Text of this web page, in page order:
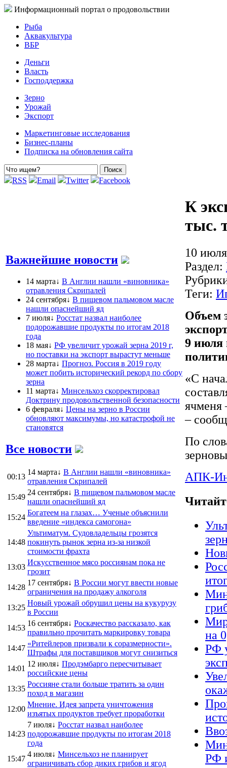
Информационный портал о продовольствии
Рыба
Аквакультура
ВБР
Деньги
Власть
Господдержка
Зерно
Урожай
Экспорт
Маркетинговые исследования
Бизнес-планы
Подписка на обновления сайта
RSS Email Twitter Facebook
Важнейшие новости
14 марта↓ В Англии нашли «виновника»
отравления Скрипалей
24 сентября↓ В пищевом пальмовом масле
нашли опаснейший яд
7 июля↓ Росстат назвал наиболее
подорожавшие продукты по итогам 2018
года
18 мая↓ РФ увеличит урожай зерна 2019 г,
но поставки на экспорт вырастут меньше
28 марта↓ Прогноз. Россия в 2019 году
может побить исторический рекорд по сбору
зерна
11 марта↓ Минсельхоз скорректировал
Доктрину продовольственной безопасности
6 февраля↓ Цены на зерно в России
обновляют максимумы, но катастрофой не
становятся
Все новости
00:13
14 марта↓ В Англии нашли «виновника»
отравления Скрипалей
15:49
24 сентября↓ В пищевом пальмовом масле
нашли опаснейший яд
15:24
Богатеем на глазах… Ученые объяснили
введение «индекса самогона»
14:48
Ультиматум. Судовладельцы грозятся
покинуть рынок зерна из-за низкой
стоимости фрахта
13:03
Искусственное мясо россиянам пока не
грозит
14:28
17 сентября↓ В России могут ввести новые
ограничения на продажу алкоголя
13:25
Новый урожай обрушил цены на кукурузу
в России
14:53
16 сентября↓ Роскачество рассказало, как
правильно прочитать маркировку товара
14:47
«Ритейлеров призвали к соразмерности».
Штрафы для поставщиков могут снизиться
14:01
12 июля↓ Продэмбарго пересчитывает
российские цены
13:35
Россияне стали больше тратить за один
поход в магазин
12:00
Мнение. Идея запрета уничтожения
изъятых продуктов требует проработки
14:23
7 июля↓ Росстат назвал наиболее
подорожавшие продукты по итогам 2018
года
15:47
4 июля↓ Минсельхоз не планирует
ограничивать сбор диких грибов и ягод
К
тыс.
10
Раздел:
Теги:
Объем
9 июля
«С
ячменя
–
По
АПК-
на
РФ
РФ